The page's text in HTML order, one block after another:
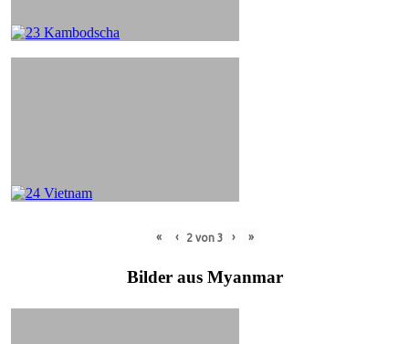
« ‹ 2von 3 › »
Bilder aus Myanmar